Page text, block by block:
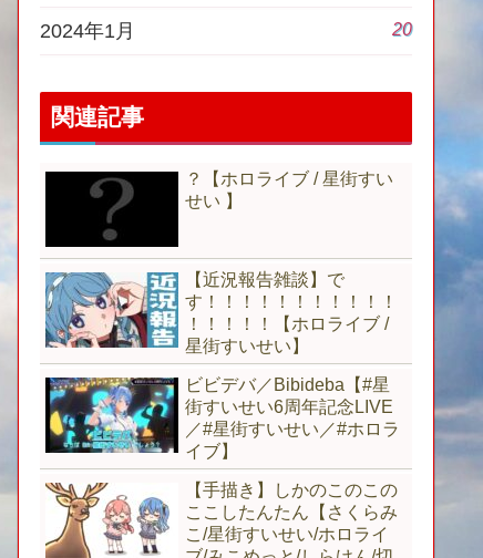
2024年1月 20
関連記事
？【ホロライブ / 星街すい
せい 】
【近況報告雑談】で
す！！！！！！！！！！！
！！！！！【ホロライブ /
星街すいせい】
ビビデバ／Bibideba【#⁠星
街すいせい6周年記念LIVE
／#星街すいせい／#ホロラ
イブ】
【手描き】しかのこのこの
ここしたんたん【さくらみ
こ/星街すいせい/ホロライ